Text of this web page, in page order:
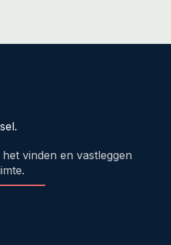
vinden en vastleggen